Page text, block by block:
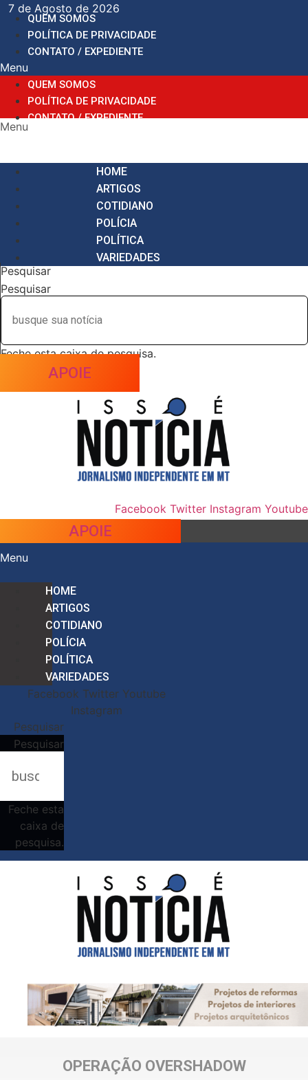
para
conteúdo
7 de Agosto de 2026
QUEM SOMOS
POLÍTICA DE PRIVACIDADE
CONTATO / EXPEDIENTE
Menu
QUEM SOMOS
POLÍTICA DE PRIVACIDADE
CONTATO / EXPEDIENTE
Menu
HOME
ARTIGOS
COTIDIANO
POLÍCIA
POLÍTICA
VARIEDADES
Pesquisar
Pesquisar
Feche esta caixa de pesquisa.
APOIE
Facebook Twitter Instagram Youtube
APOIE
Menu
HOME
ARTIGOS
COTIDIANO
POLÍCIA
POLÍTICA
VARIEDADES
Facebook Twitter Youtube
Instagram
Pesquisar
Pesquisar
Feche esta
caixa de
pesquisa.
OPERAÇÃO OVERSHADOW